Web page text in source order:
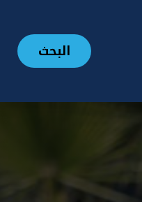
البحث